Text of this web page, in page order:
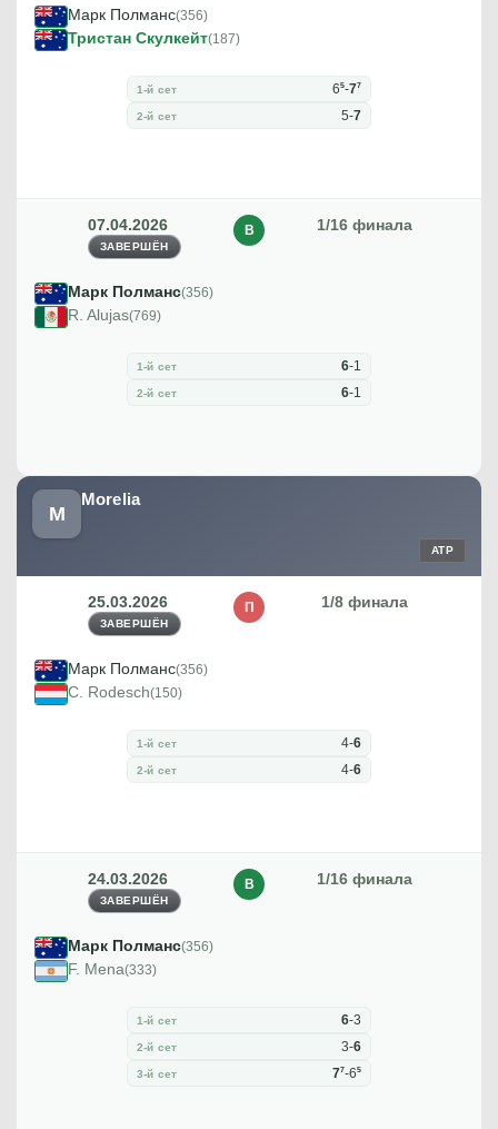
Марк Полманс(356)
Тристан Скулкейт(187)
1-й сет 65-77
2-й сет 5-7
07.04.2026
ЗАВЕРШЁН
1/16 финала
В
Марк Полманс(356)
R. Alujas(769)
1-й сет 6-1
2-й сет 6-1
M
Morelia
ATP
25.03.2026
ЗАВЕРШЁН
1/8 финала
П
Марк Полманс(356)
C. Rodesch(150)
1-й сет 4-6
2-й сет 4-6
24.03.2026
ЗАВЕРШЁН
1/16 финала
В
Марк Полманс(356)
F. Mena(333)
1-й сет 6-3
2-й сет 3-6
3-й сет 77-65